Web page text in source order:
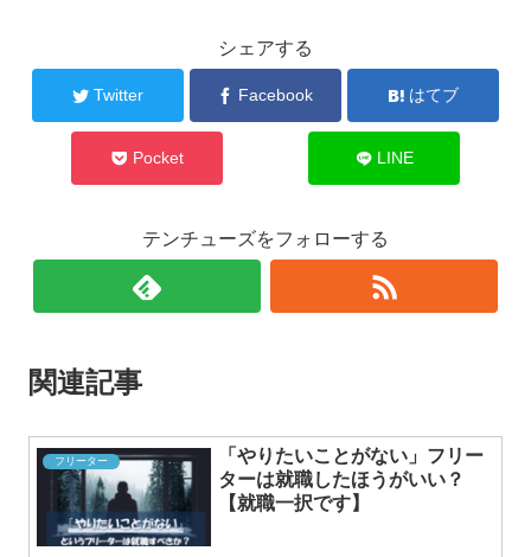
シェアする
Twitter Facebook はてブ
Pocket LINE
テンチューズをフォローする
関連記事
フリーター
「やりたいことがない」フリー
ターは就職したほうがいい？
【就職一択です】